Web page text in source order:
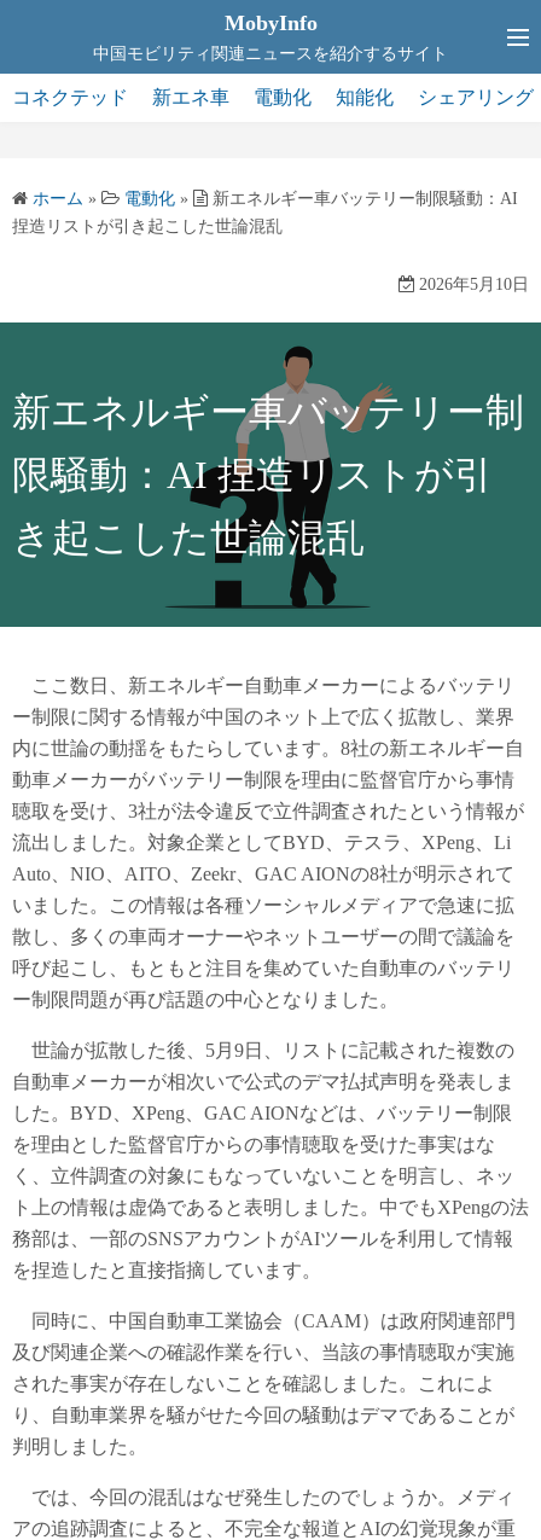
テ
ン
ス
キ
MobyInfo
中国モビリティ関連ニュースを紹介するサイト
コネクテッド 新エネ車 電動化 知能化 シェアリング
ホーム » 電動化 »
新エネルギー車バッテリー制限騒動：AI
捏造リストが引き起こした世論混乱
2026年5月10日
新エネルギー車バッテリー制
限騒動：AI 捏造リストが引
き起こした世論混乱
ここ数日、新エネルギー自動車メーカーによるバッテリ
ー制限に関する情報が中国のネット上で広く拡散し、業界
内に世論の動揺をもたらしています。8社の新エネルギー自
動車メーカーがバッテリー制限を理由に監督官庁から事情
聴取を受け、3社が法令違反で立件調査されたという情報が
流出しました。対象企業としてBYD、テスラ、XPeng、Li
Auto、NIO、AITO、Zeekr、GAC AIONの8社が明示されて
いました。この情報は各種ソーシャルメディアで急速に拡
散し、多くの車両オーナーやネットユーザーの間で議論を
呼び起こし、もともと注目を集めていた自動車のバッテリ
ー制限問題が再び話題の中心となりました。
世論が拡散した後、5月9日、リストに記載された複数の
自動車メーカーが相次いで公式のデマ払拭声明を発表しま
した。BYD、XPeng、GAC AIONなどは、バッテリー制限
を理由とした監督官庁からの事情聴取を受けた事実はな
く、立件調査の対象にもなっていないことを明言し、ネッ
ト上の情報は虚偽であると表明しました。中でもXPengの法
務部は、一部のSNSアカウントがAIツールを利用して情報
を捏造したと直接指摘しています。
同時に、中国自動車工業協会（CAAM）は政府関連部門
及び関連企業への確認作業を行い、当該の事情聴取が実施
された事実が存在しないことを確認しました。これによ
り、自動車業界を騒がせた今回の騒動はデマであることが
判明しました。
では、今回の混乱はなぜ発生したのでしょうか。メディ
アの追跡調査によると、不完全な報道とAIの幻覚現象が重